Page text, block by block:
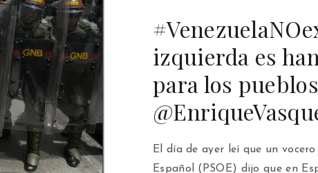
izquierda es
para los
El día de ayer leí que un
Español (PSOE) dijo que en